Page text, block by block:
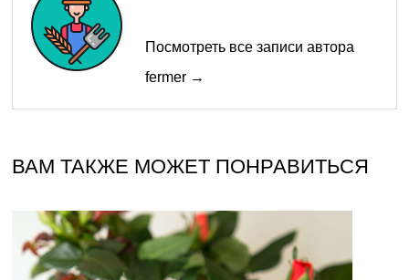
Посмотреть все записи автора
fermer →
ВАМ ТАКЖЕ МОЖЕТ ПОНРАВИТЬСЯ